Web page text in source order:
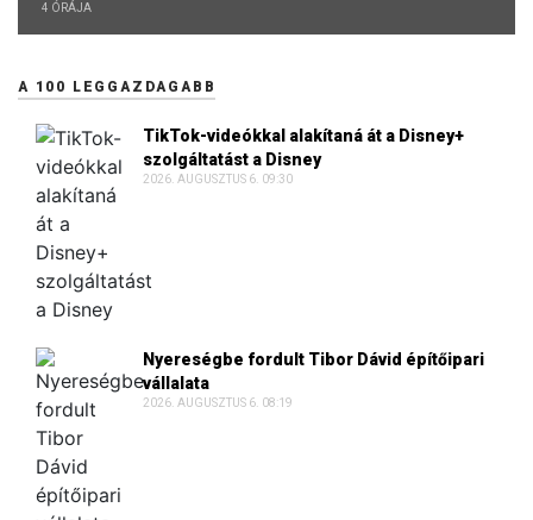
4 ÓRÁJA
A 100 LEGGAZDAGABB
TikTok-videókkal alakítaná át a Disney+
szolgáltatást a Disney
2026. AUGUSZTUS 6. 09:30
Nyereségbe fordult Tibor Dávid építőipari
vállalata
2026. AUGUSZTUS 6. 08:19